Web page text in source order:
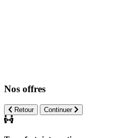
Nos offres
Retour Continuer